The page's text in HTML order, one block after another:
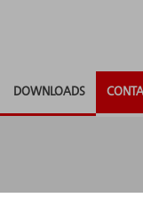
DOWNLOADS